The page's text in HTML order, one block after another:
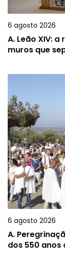
6 agosto 2026
A. Leão XIV:
muros que
6 agosto 2026
A.
dos 550 anos